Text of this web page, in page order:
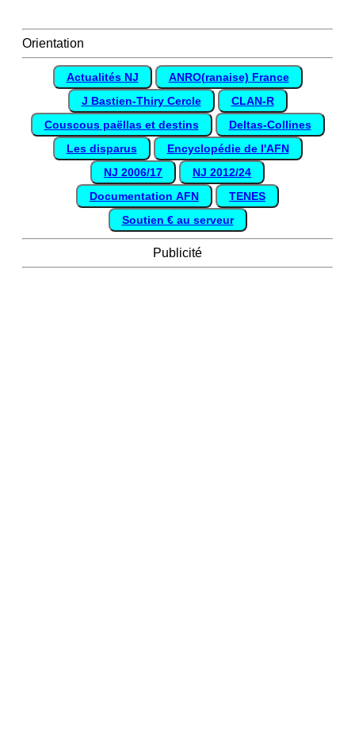
Orientation
Actualités NJ
ANRO(ranaise) France
J Bastien-Thiry Cercle
CLAN-R
Couscous paëllas et destins
Deltas-Collines
Les disparus
Encyclopédie de l'AFN
NJ 2006/17
NJ 2012/24
Documentation AFN
TENES
Soutien € au serveur
Publicité